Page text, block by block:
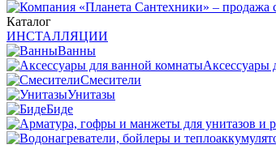
Каталог
ИНСТАЛЛЯЦИИ
Ванны
Аксессуары
Смесители
Унитазы
Биде